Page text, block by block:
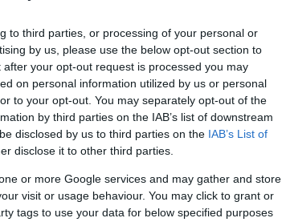
to third parties, or processing of your personal or
by us, please use the below opt-out section to
your opt-out request is processed you may
on personal information utilized by us or personal
to your opt-out. You may separately opt-out of the
by third parties on the IAB’s list of downstream
disclosed by us to third parties on the IAB’s List of
disclose it to other third parties.
or more Google services and may gather and store
visit or usage behaviour. You may click to grant or
tags to use your data for below specified purposes